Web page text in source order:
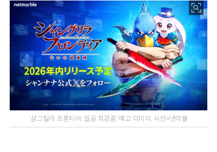
'샹그릴라 프론티어: 일곱 최강종' 예고 이미지. 사진=넷마블